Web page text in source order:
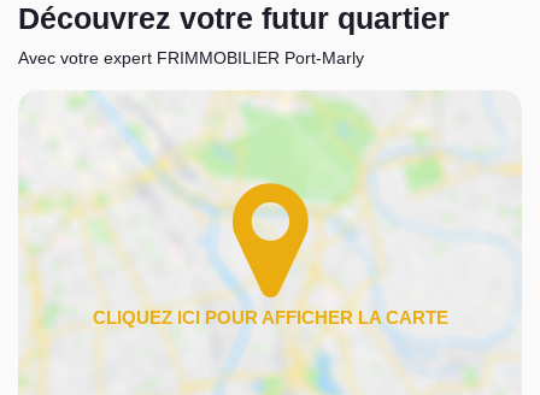
Découvrez votre futur quartier
Avec votre expert FRIMMOBILIER Port-Marly